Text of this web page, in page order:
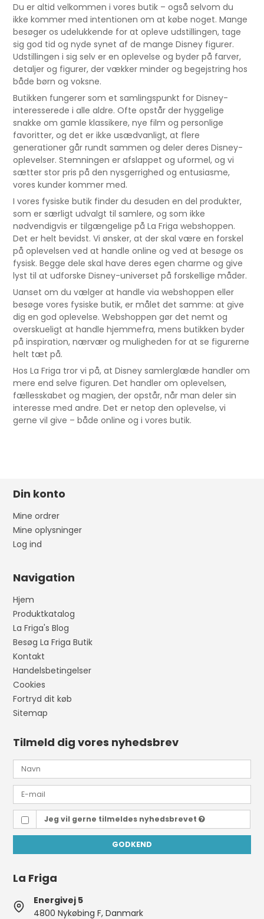
Du er altid velkommen i vores butik – også selvom du
ikke kommer med intentionen om at købe noget. Mange
besøger os udelukkende for at opleve udstillingen, tage
sig god tid og nyde synet af de mange Disney figurer.
Udstillingen i sig selv er en oplevelse og byder på farver,
detaljer og figurer, der vækker minder og begejstring hos
både børn og voksne.
Butikken fungerer som et samlingspunkt for Disney-
interesserede i alle aldre. Ofte opstår der hyggelige
snakke om gamle klassikere, nye film og personlige
favoritter, og det er ikke usædvanligt, at flere
generationer går rundt sammen og deler deres Disney-
oplevelser. Stemningen er afslappet og uformel, og vi
sætter stor pris på den nysgerrighed og entusiasme,
vores kunder kommer med.
I vores fysiske butik finder du desuden en del produkter,
som er særligt udvalgt til samlere, og som ikke
nødvendigvis er tilgængelige på La Friga webshoppen.
Det er helt bevidst. Vi ønsker, at der skal være en forskel
på oplevelsen ved at handle online og ved at besøge os
fysisk. Begge dele skal have deres egen charme og give
lyst til at udforske Disney-universet på forskellige måder.
Uanset om du vælger at handle via webshoppen eller
besøge vores fysiske butik, er målet det samme: at give
dig en god oplevelse. Webshoppen gør det nemt og
overskueligt at handle hjemmefra, mens butikken byder
på inspiration, nærvær og muligheden for at se figurerne
helt tæt på.
Hos La Friga tror vi på, at Disney samlerglæde handler om
mere end selve figuren. Det handler om oplevelsen,
fællesskabet og magien, der opstår, når man deler sin
interesse med andre. Det er netop den oplevelse, vi
gerne vil give – både online og i vores butik.
Din konto
Mine ordrer
Mine oplysninger
Log ind
Navigation
Hjem
Produktkatalog
La Friga's Blog
Besøg La Friga Butik
Kontakt
Handelsbetingelser
Cookies
Fortryd dit køb
Sitemap
Tilmeld dig vores nyhedsbrev
Jeg vil gerne tilmeldes nyhedsbrevet
GODKEND
La Friga
Energivej 5
4800 Nykøbing F, Danmark